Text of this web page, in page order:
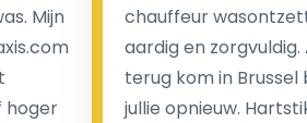
Kijk op onze website voor meer
transferkosten. Ons
mogelijke extra's die u kunt kiezen
Mijn
hoger
chauffeur
aardig en zorgvuldig.
terug kom in Brussel
jullie opnieuw.